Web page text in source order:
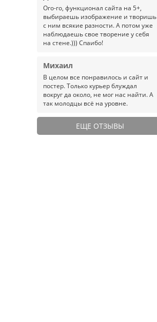
Ого-го, функционал сайта на 5+,
выбираешь изображение и творишь
с ним всякие разности. А потом уже
наблюдаешь свое творение у себя
на стене.))) Спаибо!
Михаил
В целом все понравилось и сайт и
постер. Только курьер блуждал
вокруг да около, не мог нас найти. А
так молодцы всё на уровне.
ЕЩЕ ОТЗЫВЫ